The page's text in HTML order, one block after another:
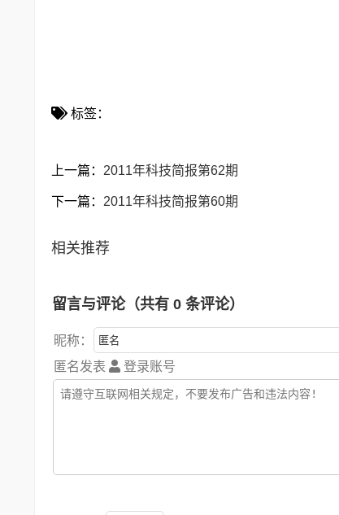
标签：
上一篇： 2011年科技简报第62期
下一篇： 2011年科技简报第60期
相关推荐
留言与评论（共有 0 条评论）
昵称：
匿名发表
登录账号